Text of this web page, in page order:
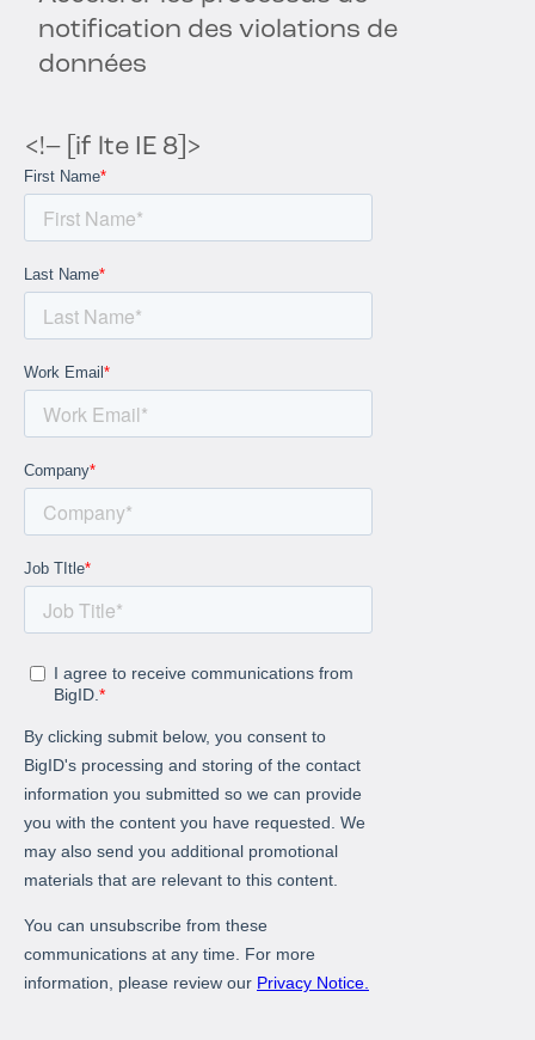
notification des violations de
données
<!– [if lte IE 8]>